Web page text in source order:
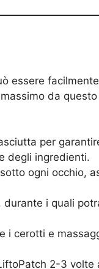
essere
da
per
degli ingredienti.
ogni occhio,
i quali
i cerotti e
2-3 volte